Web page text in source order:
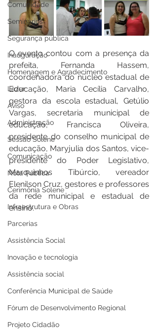
Comunidade
Seminários
Segurança pública
Inauguração
Homenagem e Agradecimento
Lazer
Aviso
Administração
Sessão Solene
Comunicação
Nota Pública
Cerimônia Solene
Infraestrutura e Obras
Parcerias
Assistência Social
Inovação e tecnologia
Assistência social
Conferência Municipal de Saúde
Fórum de Desenvolvimento Regional
Projeto Cidadão
O evento contou com a presença da
prefeita, Fernanda Hassem,
coordenadora do núcleo estadual de
Educação, Maria Cecília Carvalho,
gestora da escola estadual, Getúlio
Vargas, secretaria municipal de
educação, Francisca Oliveira,
presidente do conselho municipal de
educação, Maryjulia dos Santos, vice-
presidente do Poder Legislativo,
Marquinhos Tibúrcio, vereador
Elenilson Cruz, gestores e professores
da rede municipal e estadual de
ensino.